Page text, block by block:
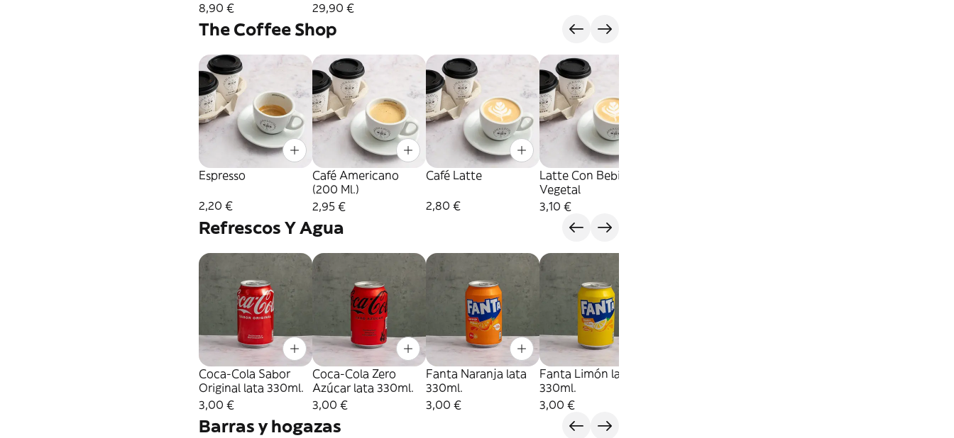
8,90 €
29,90 €
The Coffee Shop
Espresso
2,20 €
Café Americano
(200 Ml.)
2,95 €
Café Latte
2,80 €
Latte Con Bebida
Vegetal
3,10 €
Refrescos Y Agua
Coca-Cola Sabor
Original lata 330ml.
3,00 €
Coca-Cola Zero
Azúcar lata 330ml.
3,00 €
Fanta Naranja lata
330ml.
3,00 €
Fanta Limón lata
330ml.
3,00 €
Barras y hogazas